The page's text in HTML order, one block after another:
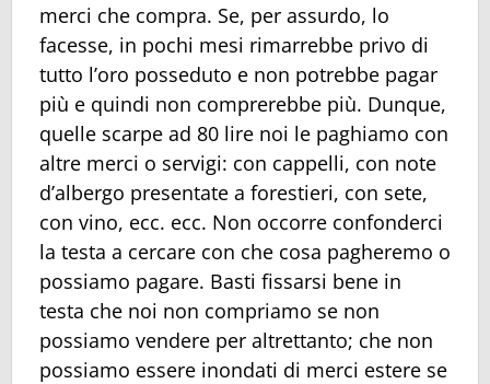
merci che compra. Se, per assurdo, lo
facesse, in pochi mesi rimarrebbe privo di
tutto l’oro posseduto e non potrebbe pagar
più e quindi non comprerebbe più. Dunque,
quelle scarpe ad 80 lire noi le paghiamo con
altre merci o servigi: con cappelli, con note
d’albergo presentate a forestieri, con sete,
con vino, ecc. ecc. Non occorre confonderci
la testa a cercare con che cosa pagheremo o
possiamo pagare. Basti fissarsi bene in
testa che noi non compriamo se non
possiamo vendere per altrettanto; che non
possiamo essere inondati di merci estere se